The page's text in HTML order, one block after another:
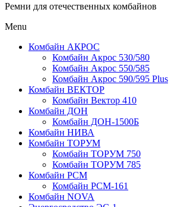
Ремни для отечественных комбайнов
Menu
Комбайн АКРОС
Комбайн Акрос 530/580
Комбайн Акрос 550/585
Комбайн Акрос 590/595 Plus
Комбайн ВЕКТОР
Комбайн Вектор 410
Комбайн ДОН
Комбайн ДОН-1500Б
Комбайн НИВА
Комбайн ТОРУМ
Комбайн ТОРУМ 750
Комбайн ТОРУМ 785
Комбайн РСМ
Комбайн РСМ-161
Комбайн NOVA